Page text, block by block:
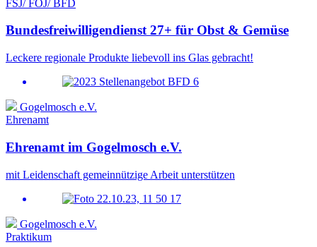
FSJ/ FÖJ/ BFD
Bundesfreiwilligendienst 27+ für Obst & Gemüse
Leckere regionale Produkte liebevoll ins Glas gebracht!
Gogelmosch e.V.
Ehrenamt
Ehrenamt im Gogelmosch e.V.
mit Leidenschaft gemeinnützige Arbeit unterstützen
Gogelmosch e.V.
Praktikum